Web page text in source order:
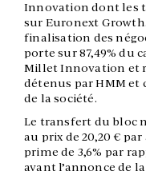
Innovation dont les
sur Euronext
finalisation des
porte sur 87,49% du
Millet Innovation et
détenus par HMM et
de la société.
Le transfert du bloc
au prix de 20,20 €
prime de 3,6% par
avant l’annonce de